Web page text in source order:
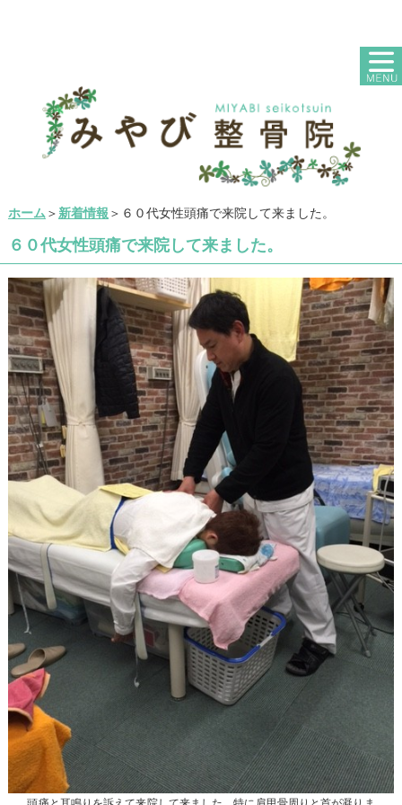
ホーム ＞ 新着情報 ＞６０代女性頭痛で来院して来ました。
６０代女性頭痛で来院して来ました。